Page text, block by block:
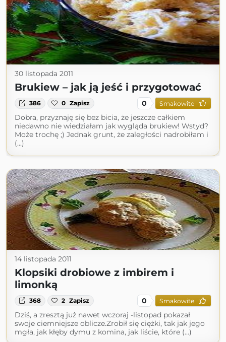
30 listopada 2011
Brukiew – jak ją jeść i przygotować
386 0 Zapisz 0 Smakowite
Dobra, przyznaję się bez bicia, że jeszcze całkiem
niedawno nie wiedziałam jak wygląda brukiew! Wstyd?
Może trochę ;) Jednak grunt, że zaległości nadrobiłam i
(...)
14 listopada 2011
Klopsiki drobiowe z imbirem i
limonką
368 2 Zapisz 0 Smakowite
Dziś, a zresztą już nawet wczoraj -listopad pokazał
swoje ciemniejsze oblicze.Zrobił się ciężki, tak jak jego
mgła, jak kłęby dymu z komina, jak liście, które (...)